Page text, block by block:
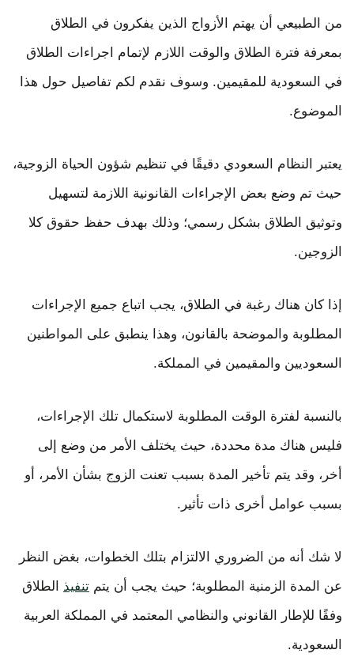
من الطبيعي أن يهتم الأزواج الذين يفكرون في الطلاق
بمعرفة فترة الطلاق والوقت اللازم لإتمام اجراءات الطلاق
في السعودية للمقيمين. وسوف نقدم لكم تفاصيل حول هذا
الموضوع.
يعتبر النظام السعودي دقيقًا في تنظيم شؤون الحياة الزوجية،
حيث تم وضع بعض الإجراءات القانونية اللازمة لتسهيل
وتوثيق الطلاق بشكل رسمي؛ وذلك بهدف حفظ حقوق كلا
الزوجين.
إذا كان هناك رغبة في الطلاق، يجب اتباع جميع الإجراءات
المطلوبة والموضحة بالقانون، وهذا ينطبق على المواطنين
السعوديين والمقيمين في المملكة.
بالنسبة لفترة الوقت المطلوبة لاستكمال تلك الإجراءات،
فليس هناك مدة محددة، حيث يختلف الأمر من وضع إلى
أخر، وقد يتم تأخير المدة بسبب تعنت الزوج بشأن الأمر، أو
بسبب عوامل أخرى ذات تأثير.
لا شك أنه من الضروري الالتزام بتلك الخطوات، بغض النظر
عن المدة الزمنية المطلوبة؛ حيث يجب أن يتم تنفيذ الطلاق
وفقًا للإطار القانوني والنظامي المعتمد في المملكة العربية
السعودية.